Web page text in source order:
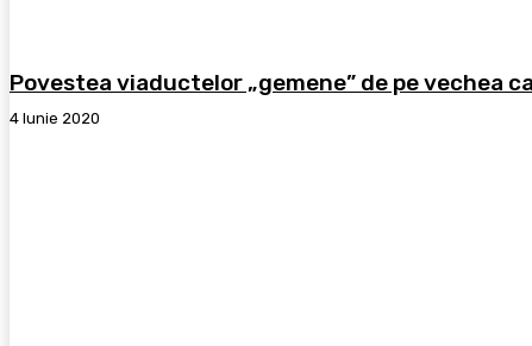
Povestea viaductelor „gemene” de pe vechea
4 Iunie 2020